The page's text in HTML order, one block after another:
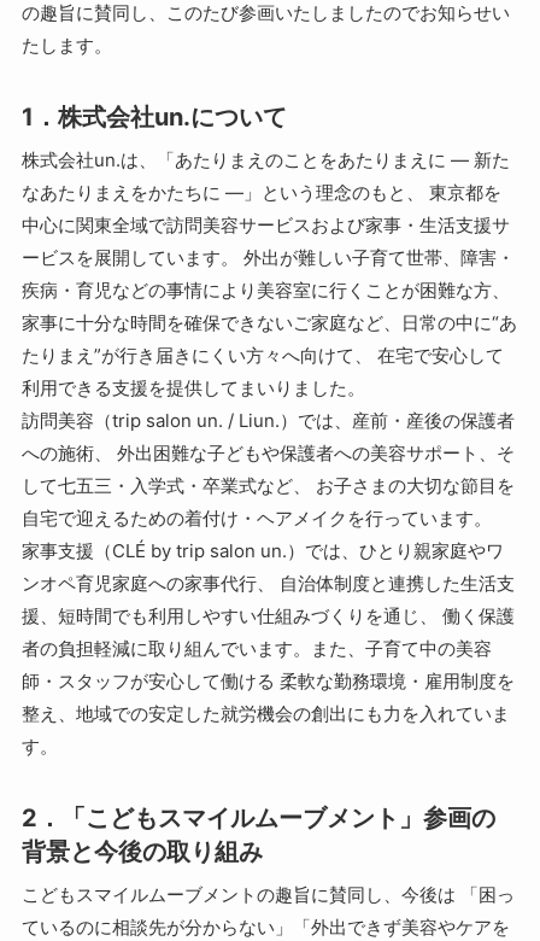
の趣旨に賛同し、このたび参画いたしましたのでお知らせい
たします。
1．株式会社un.について
株式会社un.は、「あたりまえのことをあたりまえに ― 新た
なあたりまえをかたちに ―」という理念のもと、 東京都を
中心に関東全域で訪問美容サービスおよび家事・生活支援サ
ービスを展開しています。 外出が難しい子育て世帯、障害・
疾病・育児などの事情により美容室に行くことが困難な方、
家事に十分な時間を確保できないご家庭など、日常の中に“あ
たりまえ”が行き届きにくい方々へ向けて、 在宅で安心して
利用できる支援を提供してまいりました。
訪問美容（trip salon un. / Liun.）では、産前・産後の保護者
への施術、 外出困難な子どもや保護者への美容サポート、そ
して七五三・入学式・卒業式など、 お子さまの大切な節目を
自宅で迎えるための着付け・ヘアメイクを行っています。
家事支援（CLÉ by trip salon un.）では、ひとり親家庭やワ
ンオペ育児家庭への家事代行、 自治体制度と連携した生活支
援、短時間でも利用しやすい仕組みづくりを通じ、 働く保護
者の負担軽減に取り組んでいます。また、子育て中の美容
師・スタッフが安心して働ける 柔軟な勤務環境・雇用制度を
整え、地域での安定した就労機会の創出にも力を入れていま
す。
2．「こどもスマイルムーブメント」参画の
背景と今後の取り組み
こどもスマイルムーブメントの趣旨に賛同し、今後は 「困っ
ているのに相談先が分からない」「外出できず美容やケアを